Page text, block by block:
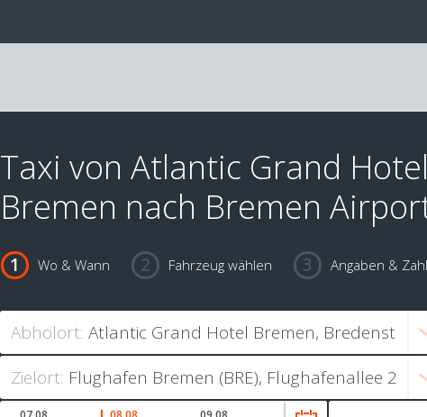
Taxi von Atlantic Grand
Bremen nach Bremen
Wo & Wann Fahrzeug wählen Angaben &
Abholort:
Zielort: